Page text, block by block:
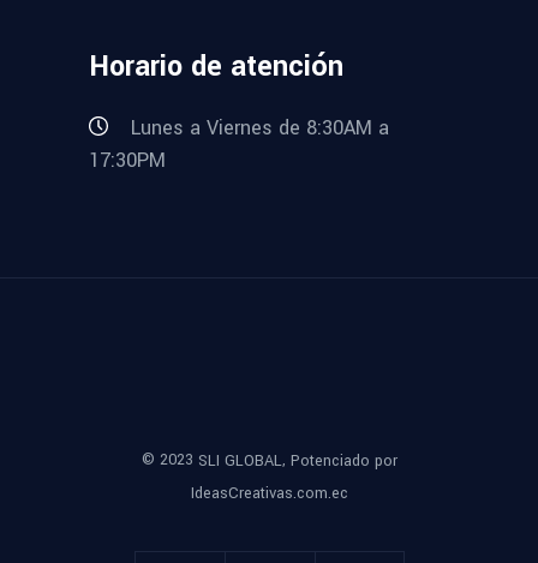
Horario de atención
Lunes a Viernes de 8:30AM a
17:30PM
© 2023 SLI GLOBAL, Potenciado por
IdeasCreativas.com.ec